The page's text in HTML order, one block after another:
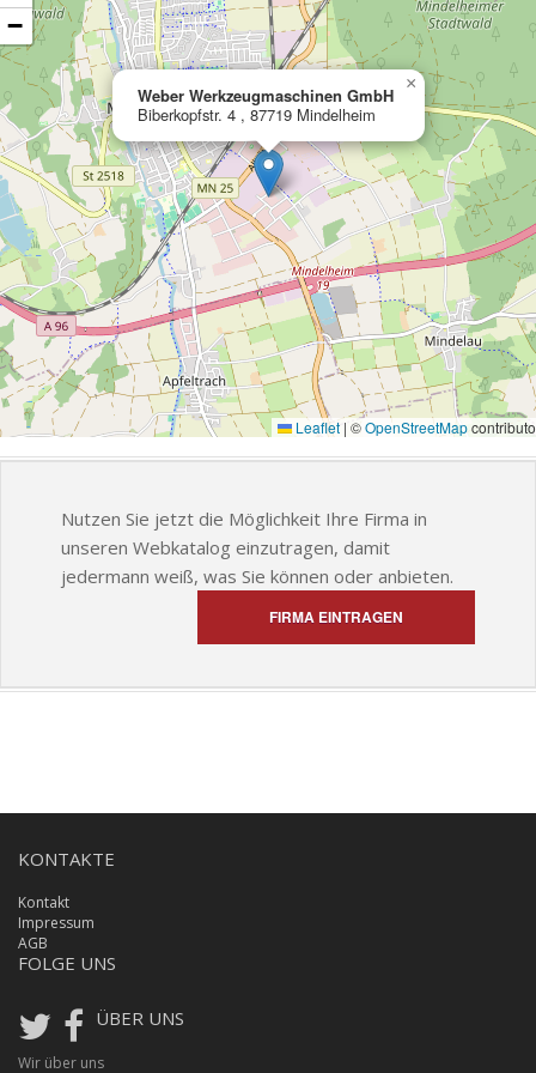
Weber Werkzeugmaschinen GmbH
Biberkopfstr. 4 , 87719 Mindelheim
×
−
Leaflet | ©OpenStreetMap
Nutzen Sie jetzt die Möglichkeit Ihre Firma in
unseren Webkatalog einzutragen, damit
jedermann weiß, was Sie können oder anbieten.
FIRMA EINTRAGEN
KONTAKTE
Kontakt
Impressum
AGB
FOLGE UNS
ÜBER UNS
Wir über uns